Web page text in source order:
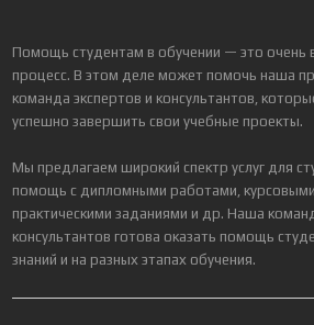
Помощь студентам в обучении — это очень
процесс. В этом деле может помочь наша
команда экспертов и консультантов,
успешно завершить свои учебные проекты.
Мы предлагаем широкий спектр услуг для
помощь с дипломными работами,
практическими заданиями и др. Наша
консультантов готова оказать помощь
знаний и на разных этапах обучения.